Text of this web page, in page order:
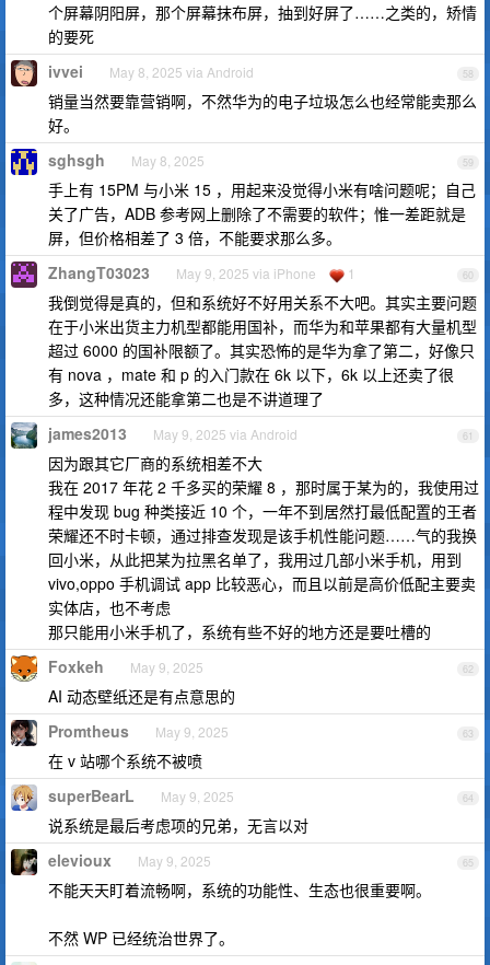
个屏幕阴阳屏，那个屏幕抹布屏，抽到好屏了……之类的，矫情
的要死
58
ivvei May 8, 2025 via Android
销量当然要靠营销啊，不然华为的电子垃圾怎么也经常能卖那么
好。
59
sghsgh May 8, 2025
手上有 15PM 与小米 15 ，用起来没觉得小米有啥问题呢；自己
关了广告，ADB 参考网上删除了不需要的软件；惟一差距就是
屏，但价格相差了 3 倍，不能要求那么多。
60
ZhangT03023 May 9, 2025 via iPhone 1
我倒觉得是真的，但和系统好不好用关系不大吧。其实主要问题
在于小米出货主力机型都能用国补，而华为和苹果都有大量机型
超过 6000 的国补限额了。其实恐怖的是华为拿了第二，好像只
有 nova ，mate 和 p 的入门款在 6k 以下，6k 以上还卖了很
多，这种情况还能拿第二也是不讲道理了
61
james2013 May 9, 2025 via Android
因为跟其它厂商的系统相差不大
我在 2017 年花 2 千多买的荣耀 8 ，那时属于某为的，我使用过
程中发现 bug 种类接近 10 个，一年不到居然打最低配置的王者
荣耀还不时卡顿，通过排查发现是该手机性能问题……气的我换
回小米，从此把某为拉黑名单了，我用过几部小米手机，用到
vivo,oppo 手机调试 app 比较恶心，而且以前是高价低配主要卖
实体店，也不考虑
那只能用小米手机了，系统有些不好的地方还是要吐槽的
62
Foxkeh May 9, 2025
AI 动态壁纸还是有点意思的
63
Promtheus May 9, 2025
在 v 站哪个系统不被喷
64
superBearL May 9, 2025
说系统是最后考虑项的兄弟，无言以对
65
elevioux May 9, 2025
不能天天盯着流畅啊，系统的功能性、生态也很重要啊。
不然 WP 已经统治世界了。